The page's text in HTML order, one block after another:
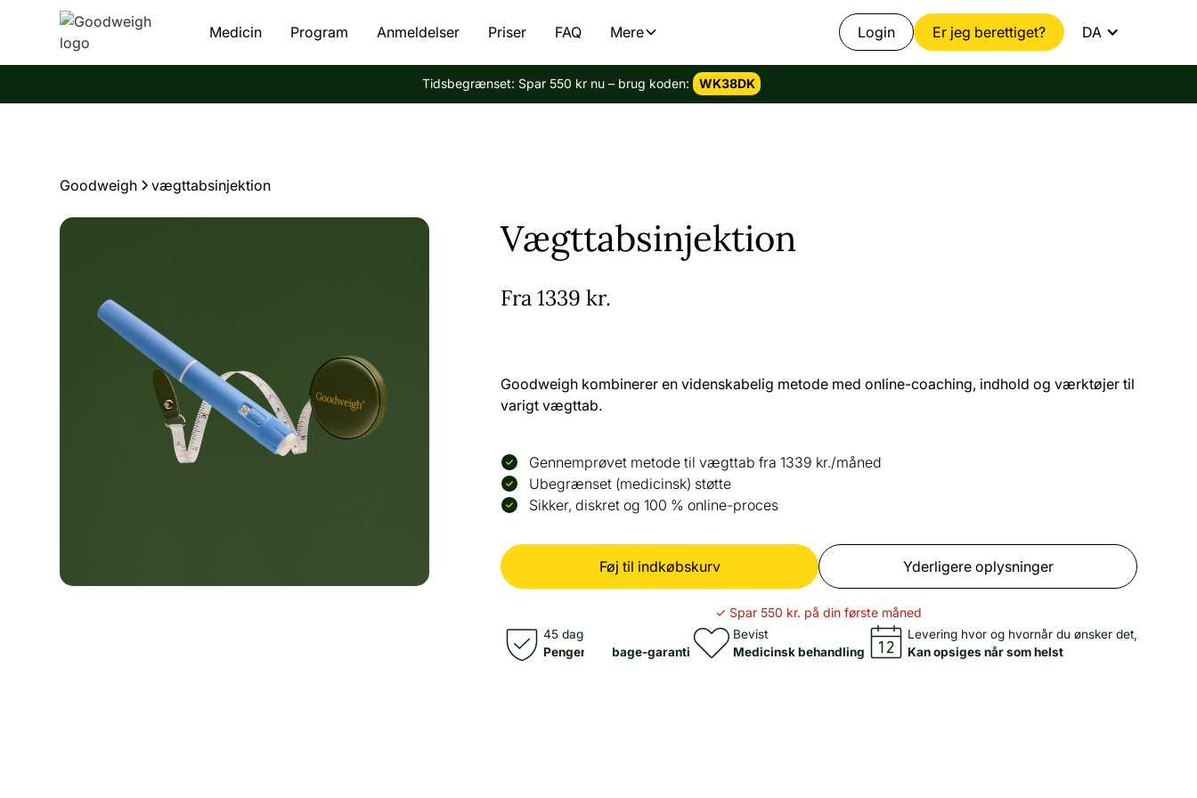
Medicin Program Anmeldelser Priser FAQ Mere Login Er jeg berettiget? DA
Tidsbegrænset: Spar 550 kr nu – brug koden: WK38DK
Goodweigh vægttabsinjektion
Vægttabsinjektion
Fra1339 kr.
Goodweigh kombinerer en videnskabelig metode med online-coaching, indhold og værktøjer til
varigt vægttab.
Gennemprøvet metode til vægttab fra 1339 kr./måned
Ubegrænset (medicinsk) støtte
Sikker, diskret og 100 % online-proces
Føj til indkøbskurv Yderligere oplysninger
✓ Spar 550 kr. på din første måned‍
45 dage
Pengene-tilbage-garanti
Bevist
Medicinsk behandling
Levering hvor og hvornår du ønsker det,
Kan opsiges når som helst